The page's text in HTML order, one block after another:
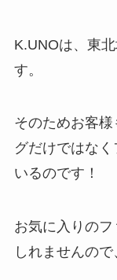
K.UNOは、東
す。
そのためお客
グだけではな
いるのです！
お気に入りの
しれませんの